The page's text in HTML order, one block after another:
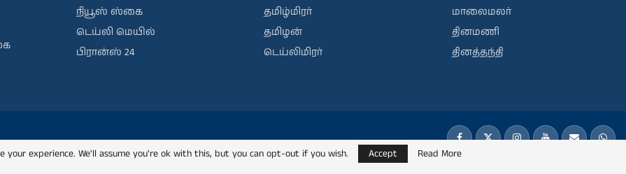
நியூஸ் ஸ்கை
டெய்லி மெயில்
பிரான்ஸ் 24
தமிழ்மிரர்
தமிழன்
டெய்லிமிரர்
மாலைமலர்
தினமணி
தினத்தந்தி
your experience. We'll assume you're ok with this, but you can opt-out if you wish.
Accept Read More